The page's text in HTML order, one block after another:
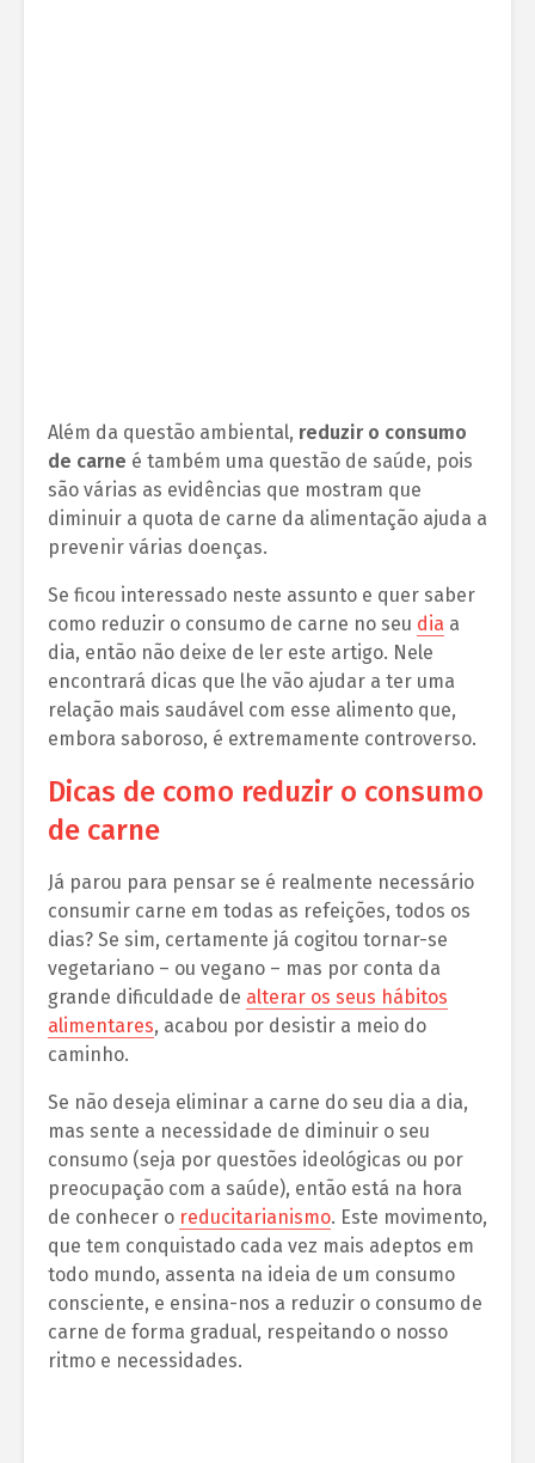
Além da questão ambiental, reduzir o consumo
de carne é também uma questão de saúde, pois
são várias as evidências que mostram que
diminuir a quota de carne da alimentação ajuda a
prevenir várias doenças.
Se ficou interessado neste assunto e quer saber
como reduzir o consumo de carne no seu dia a
dia, então não deixe de ler este artigo. Nele
encontrará dicas que lhe vão ajudar a ter uma
relação mais saudável com esse alimento que,
embora saboroso, é extremamente controverso.
Dicas de como reduzir o consumo
de carne
Já parou para pensar se é realmente necessário
consumir carne em todas as refeições, todos os
dias? Se sim, certamente já cogitou tornar-se
vegetariano – ou vegano – mas por conta da
grande dificuldade de alterar os seus hábitos
alimentares, acabou por desistir a meio do
caminho.
Se não deseja eliminar a carne do seu dia a dia,
mas sente a necessidade de diminuir o seu
consumo (seja por questões ideológicas ou por
preocupação com a saúde), então está na hora
de conhecer o reducitarianismo. Este movimento,
que tem conquistado cada vez mais adeptos em
todo mundo, assenta na ideia de um consumo
consciente, e ensina-nos a reduzir o consumo de
carne de forma gradual, respeitando o nosso
ritmo e necessidades.